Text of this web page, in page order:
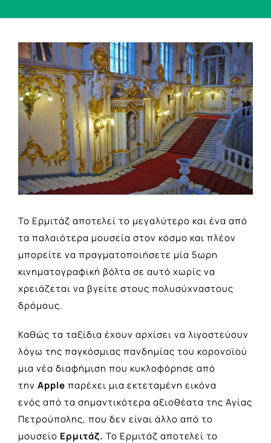
View
Larger
Image
Το Ερμιτάζ αποτελεί το μεγαλύτερο και ένα από
τα παλαιότερα μουσεία στον κόσμο και πλέον
μπορείτε να πραγματοποιήσετε μία 5ωρη
κινηματογραφική βόλτα σε αυτό χωρίς να
χρειάζεται να βγείτε στους πολυσύχναστους
δρόμους.
Καθώς τα ταξίδια έχουν αρχίσει να λιγοστεύουν
λόγω της παγκόσμιας πανδημίας του κορονοϊού
μια νέα διαφήμιση που κυκλοφόρησε από
την Apple παρέχει μια εκτεταμένη εικόνα
ενός από τα σημαντικότερα αξιοθέατα της Αγίας
Πετρούπολης, που δεν είναι άλλο από το
μουσείο Ερμιτάζ. Το Ερμιτάζ αποτελεί το